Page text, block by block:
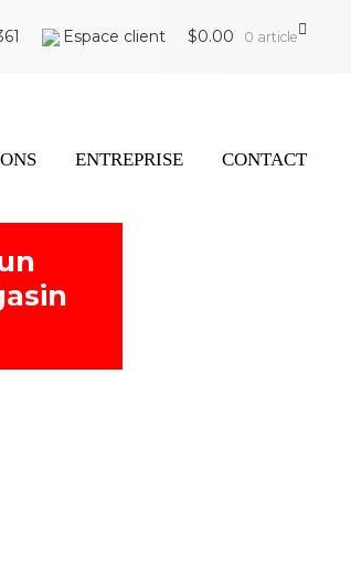
Espace client $0.00 0 article
ENTREPRISE CONTACT